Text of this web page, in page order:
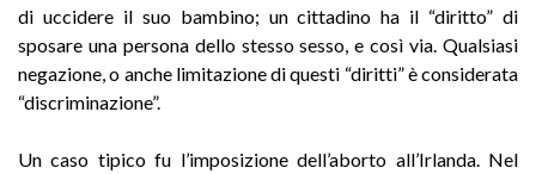
di uccidere il suo bambino; un cittadino ha il “diritto” di
sposare una persona dello stesso sesso, e così via. Qualsiasi
negazione, o anche limitazione di questi “diritti” è considerata
“discriminazione”.
Un caso tipico fu l’imposizione dell’aborto all’Irlanda. Nel